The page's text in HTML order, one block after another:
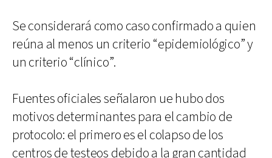
Se considerará como caso confirmado a quien
reúna al menos un criterio “epidemiológico” y
un criterio “clínico”.
Fuentes oficiales señalaron ue hubo dos
motivos determinantes para el cambio de
protocolo: el primero es el colapso de los
centros de testeos debido a la gran cantidad